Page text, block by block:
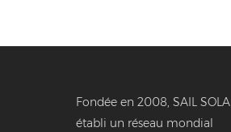
Fondée en 2008, SAIL
établi un réseau mondial